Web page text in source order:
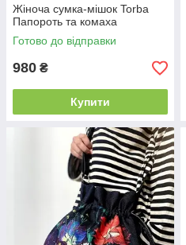
Жіноча сумка-мішок Torba
Папороть та комаха
Готово до відправки
980 ₴
Купити